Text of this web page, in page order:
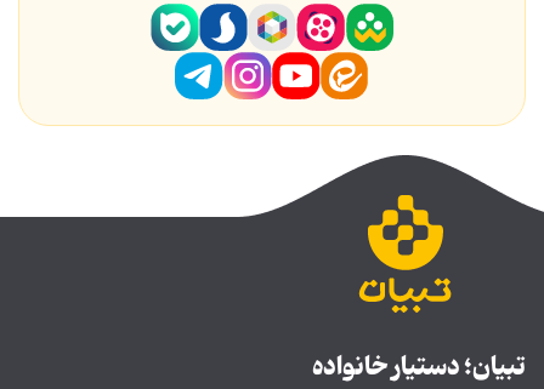
تبیان؛ دستیار خانواده